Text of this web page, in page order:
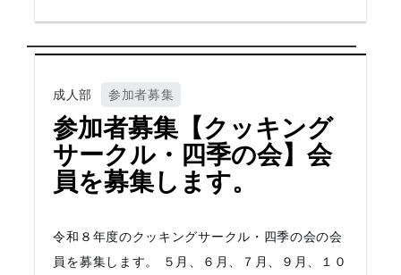
成人部 参加者募集
参加者募集【クッキング
サークル・四季の会】会
員を募集します。
令和８年度のクッキングサークル・四季の会の会
員を募集します。 ５月、６月、７月、９月、１０